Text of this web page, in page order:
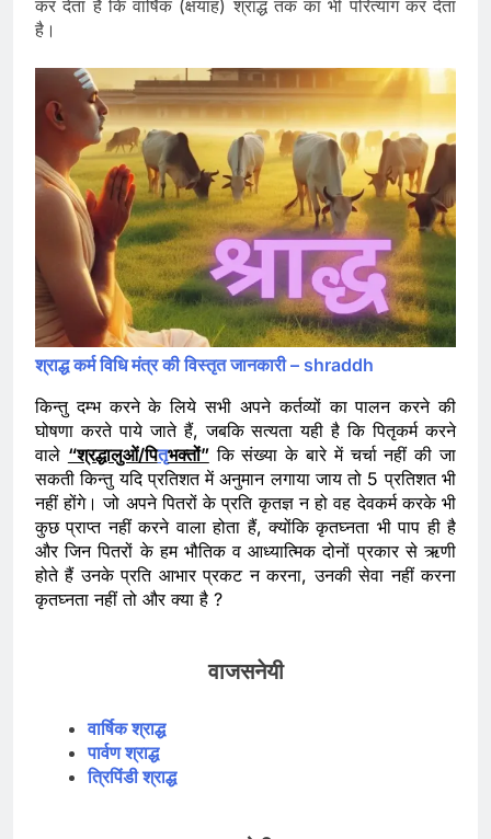
कर देता है कि वार्षिक (क्षयाह) श्राद्ध तक का भी परित्याग कर देता
है।
श्राद्ध कर्म विधि मंत्र की विस्तृत जानकारी – shraddh
किन्तु दम्भ करने के लिये सभी अपने कर्तव्यों का पालन करने की
घोषणा करते पाये जाते हैं, जबकि सत्यता यही है कि पितृकर्म करने
वाले “श्रद्धालुओं/पितृभक्तों”कि संख्या के बारे में चर्चा नहीं की जा
सकती किन्तु यदि प्रतिशत में अनुमान लगाया जाय तो 5 प्रतिशत भी
नहीं होंगे। जो अपने पितरों के प्रति कृतज्ञ न हो वह देवकर्म करके भी
कुछ प्राप्त नहीं करने वाला होता हैं, क्योंकि कृतघ्नता भी पाप ही है
और जिन पितरों के हम भौतिक व आध्यात्मिक दोनों प्रकार से ऋणी
होते हैं उनके प्रति आभार प्रकट न करना, उनकी सेवा नहीं करना
कृतघ्नता नहीं तो और क्या है ?
वाजसनेयी
वार्षिक श्राद्ध
पार्वण श्राद्ध
त्रिपिंडी श्राद्ध